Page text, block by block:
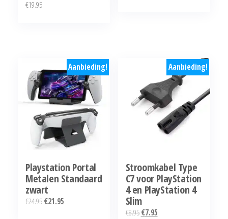
€19.95
Aanbieding!
Playstation Portal
Metalen Standaard
zwart
€24.95Oorspronkelijke
€21.95
Aanbieding!
Stroomkabel Type
C7 voor PlayStation
4 en PlayStation 4
Slim
€8.95 Oorspronkelijke
€7.95Huidige